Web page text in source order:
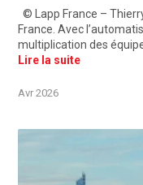
© Lapp France –
France. Avec
multiplication des
Lire la suite
Avr 2026